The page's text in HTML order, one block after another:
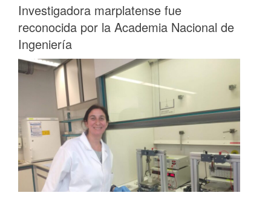
Investigadora marplatense fue
reconocida por la Academia Nacional de
Ingeniería